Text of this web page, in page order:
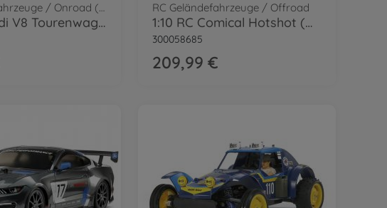
RC Straßenfahrzeuge / Onroad (2WD/4WD)
1:10 RC Audi V8 Tourenwagen (TT-02)
RC Geländefahrzeuge / Offroad
1:10 RC Comical Hotshot (GF-01CB)
300058685
209,99 €